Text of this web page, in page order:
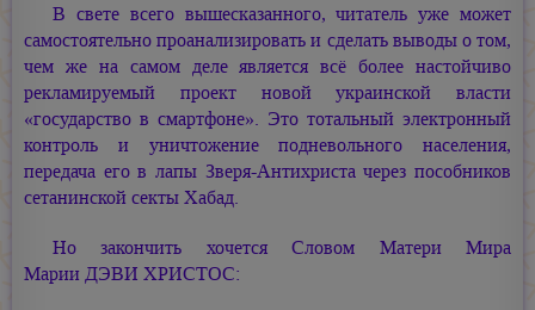
В свете всего вышесказанного, читатель уже может
самостоятельно проанализировать и сделать выводы о том,
чем же на самом деле является всё более настойчиво
рекламируемый проект новой украинской власти
«государство в смартфоне». Это тотальный электронный
контроль и уничтожение подневольного населения,
передача его в лапы Зверя-Антихриста через пособников
сетанинской секты Хабад.
Но закончить хочется Словом Матери Мира
Марии ДЭВИ ХРИСТОС: